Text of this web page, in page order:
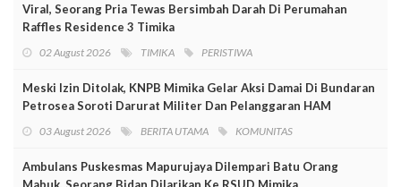
Viral, Seorang Pria Tewas Bersimbah Darah Di Perumahan
Raffles Residence 3 Timika
02 August 2026 TIMIKA PERISTIWA
Meski Izin Ditolak, KNPB Mimika Gelar Aksi Damai Di Bundaran
Petrosea Soroti Darurat Militer Dan Pelanggaran HAM
03 August 2026 BERITA UTAMA KOMUNITAS
Ambulans Puskesmas Mapurujaya Dilempari Batu Orang
Mabuk, Seorang Bidan Dilarikan Ke RSUD Mimika